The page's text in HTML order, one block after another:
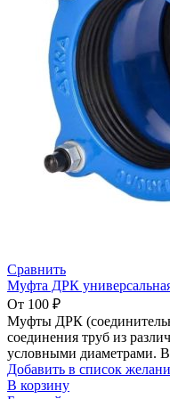
элемент 0
Сравнить
Муфта ДРК
От 100 ₽
Муфты ДРК
соединения труб из
условными диаметрами.
Добавить в список
В корзину